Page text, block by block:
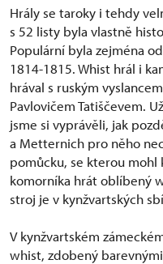
Hrály se taroky i tehdy
s 52 listy byla vlastně
Populární byla zejména
1814-1815. Whist hrál i
hrával s ruským
Pavlovičem Tatiščevem.
jsme si vyprávěli, jak
a Metternich pro něho
pomůcku, se kterou mohl
komorníka hrát oblíbený
stroj je v kynžvartských
V kynžvartském
whist, zdobený